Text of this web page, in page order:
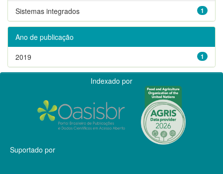
1
Sistemas integrados
Ano de publicação
1
2019
Indexado por
Suportado por